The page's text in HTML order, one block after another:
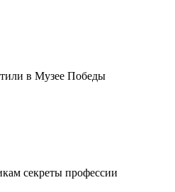
в Музее Победы
секреты профессии